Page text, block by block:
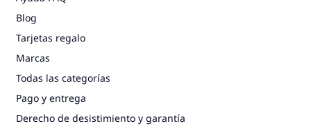
Blog
Tarjetas regalo
Marcas
Todas las categorías
Pago y entrega
Derecho de desistimiento y garantía